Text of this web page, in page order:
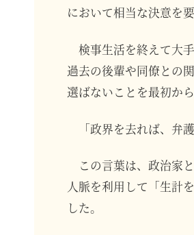
において相当な決意を
検事生活を終えて大
過去の後輩や同僚との
選ばないことを最初か
「政界を去れば、弁
この言葉は、政治家
人脈を利用して「生計
した。